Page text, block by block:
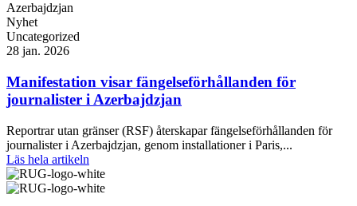
Azerbajdzjan
Nyhet
Uncategorized
28 jan. 2026
Manifestation visar fängelseförhållanden för
journalister i Azerbajdzjan
Reportrar utan gränser (RSF) återskapar fängelseförhållanden för
journalister i Azerbajdzjan, genom installationer i Paris,...
Läs hela artikeln